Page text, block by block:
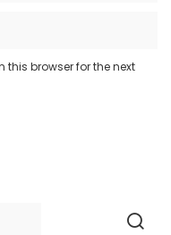
this browser for the next